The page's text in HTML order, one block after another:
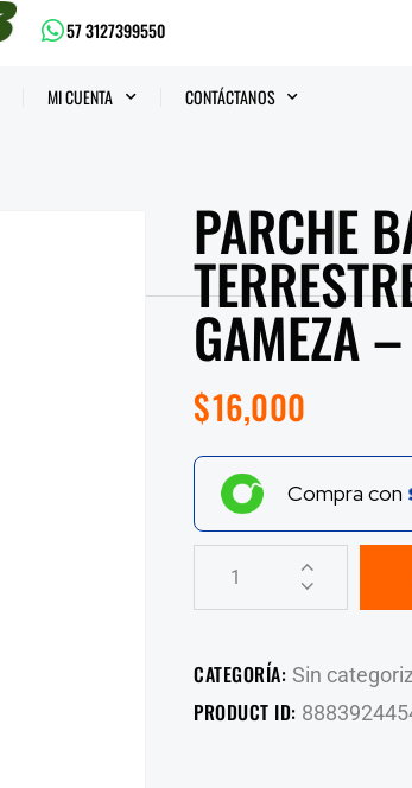
57 3127399550
MI CUENTA CONTÁCTANOS
PARCHE
GAMEZA
$16,000
Compra con
CATEGORÍA: Sin
PRODUCT ID: